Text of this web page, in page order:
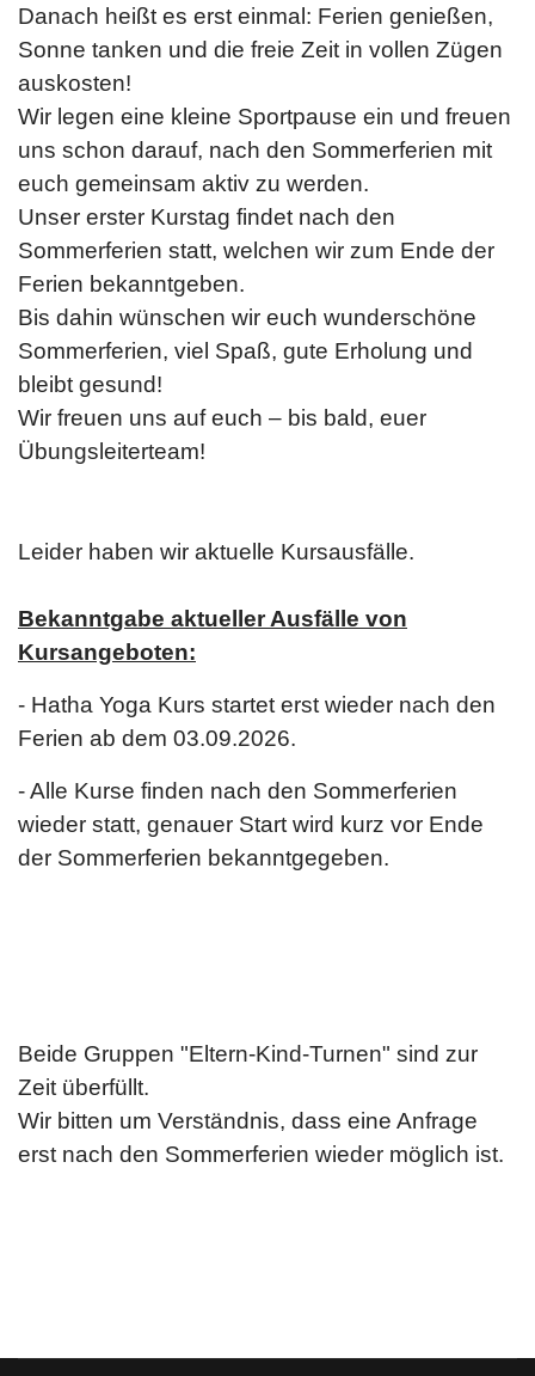
Danach heißt es erst einmal: Ferien genießen,
Sonne tanken und die freie Zeit in vollen Zügen
auskosten!
Wir legen eine kleine Sportpause ein und freuen
uns schon darauf, nach den Sommerferien mit
euch gemeinsam aktiv zu werden.
Unser erster Kurstag findet nach den
Sommerferien statt, welchen wir zum Ende der
Ferien bekanntgeben.
Bis dahin wünschen wir euch wunderschöne
Sommerferien, viel Spaß, gute Erholung und
bleibt gesund!
Wir freuen uns auf euch – bis bald, euer
Übungsleiterteam!
Leider haben wir aktuelle Kursausfälle.
Bekanntgabe aktueller Ausfälle von
Kursangeboten:
- Hatha Yoga Kurs startet erst wieder nach den
Ferien ab dem 03.09.2026.
- Alle Kurse finden nach den Sommerferien
wieder statt, genauer Start wird kurz vor Ende
der Sommerferien bekanntgegeben.
Beide Gruppen "Eltern-Kind-Turnen" sind zur
Zeit überfüllt.
Wir bitten um Verständnis, dass eine Anfrage
erst nach den Sommerferien wieder möglich ist.